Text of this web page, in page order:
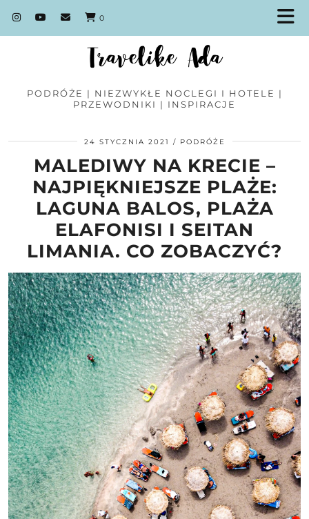
0
PODRÓŻE | NIEZWYKŁE NOCLEGI I HOTELE |
PRZEWODNIKI | INSPIRACJE
24 STYCZNIA 2021 PODRÓŻE
MALEDIWY NA KRECIE –
NAJPIĘKNIEJSZE PLAŻE:
LAGUNA BALOS, PLAŻA
ELAFONISI I SEITAN
LIMANIA. CO ZOBACZYĆ?